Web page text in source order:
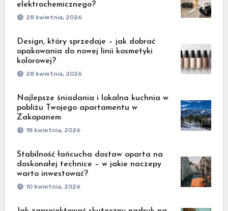
elektrochemicznego?
28 kwietnia, 2026
Design, który sprzedaje – jak dobrać
opakowania do nowej linii kosmetyki
kolorowej?
28 kwietnia, 2026
Najlepsze śniadania i lokalna kuchnia w
pobliżu Twojego apartamentu w
Zakopanem
18 kwietnia, 2026
Stabilność łańcucha dostaw oparta na
doskonałej technice – w jakie naczepy
warto inwestować?
10 kwietnia, 2026